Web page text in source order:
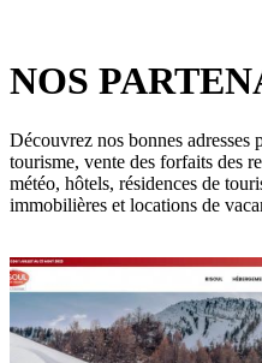
NOS
Découvrez nos bonnes
tourisme, vente des forfaits des
météo, hôtels, résidences de
immobilières et locations de